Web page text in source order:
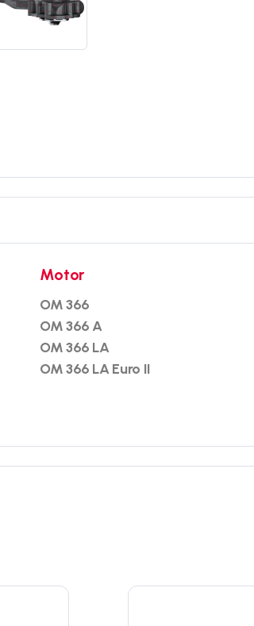
Motor
OM 366
OM 366 A
OM 366 LA
OM 366 LA Euro II